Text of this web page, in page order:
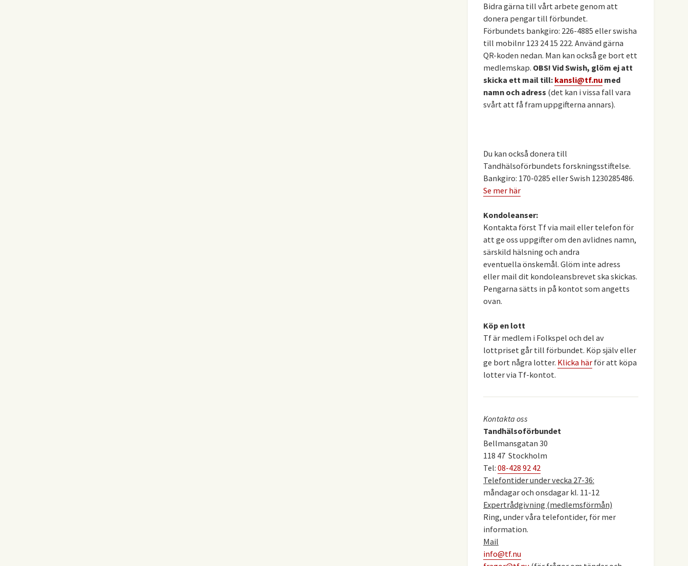
Bidra gärna till vårt arbete genom att
donera pengar till förbundet.
Förbundets bankgiro: 226-4885 eller swisha
till mobilnr 123 24 15 222. Använd gärna
QR-koden nedan. Man kan också ge bort ett
medlemskap. OBS! Vid Swish, glöm ej att
skicka ett mail till: kansli@tf.numed
namn och adress (det kan i vissa fall vara
svårt att få fram uppgifterna annars).
Du kan också donera till
Tandhälsoförbundets forskningsstiftelse.
Bankgiro: 170-0285 eller Swish 1230285486.
Se mer här
Kondoleanser:
Kontakta först Tf via mail eller telefon för
att ge oss uppgifter om den avlidnes namn,
särskild hälsning och andra
eventuella önskemål. Glöm inte adress
eller mail dit kondoleansbrevet ska skickas.
Pengarna sätts in på kontot som angetts
ovan.
Köp en lott
Tf är medlem i Folkspel och del av
lottpriset går till förbundet. Köp själv eller
ge bort några lotter. Klicka härför att köpa
lotter via Tf-kontot.
Kontakta oss
Tandhälsoförbundet
Bellmansgatan 30
118 47 Stockholm
Tel: 08-428 92 42
Telefontider under vecka 27-36:
måndagar och onsdagar kl. 11-12
Expertrådgivning (medlemsförmån)
Ring, under våra telefontider, för mer
information.
Mail
info@tf.nu